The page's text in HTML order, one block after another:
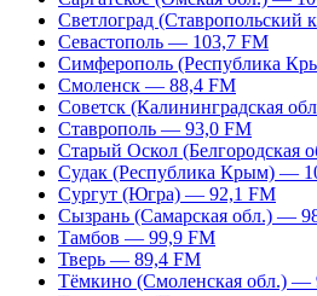
Светлоград (Ставропольский
Севастополь — 103,7 FM
Симферополь (Республика
Смоленск — 88,4 FM
Советск (Калининградская
Ставрополь — 93,0 FM
Старый Оскол (Белгородская
Судак (Республика Крым) —
Сургут (Югра) — 92,1 FM
Сызрань (Самарская обл.) —
Тамбов — 99,9 FM
Тверь — 89,4 FM
Тёмкино (Смоленская обл.) —